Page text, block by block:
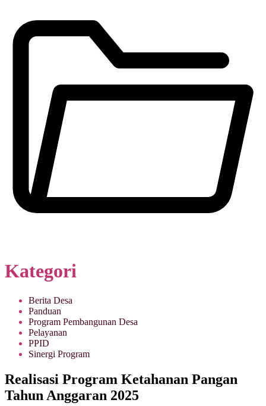
Kategori
Berita Desa
Panduan
Program Pembangunan Desa
Pelayanan
PPID
Sinergi Program
Realisasi Program Ketahanan Pangan
Tahun Anggaran 2025